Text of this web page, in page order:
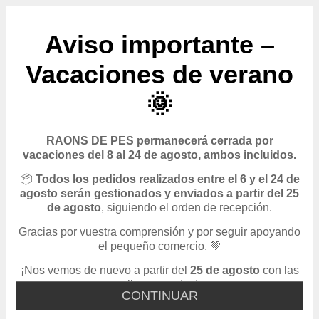
CONTINUAR
Aviso importante –
Vacaciones de verano
🌞
RAONS DE PES permanecerá cerrada por
vacaciones del 8 al 24 de agosto, ambos incluidos.
📦 Todos los pedidos realizados entre el 6 y el 24 de
agosto serán gestionados y enviados a partir del 25
de agosto, siguiendo el orden de recepción.
Gracias por vuestra comprensión y por seguir apoyando
el pequeño comercio. 💚
¡Nos vemos de nuevo a partir del 25 de agosto con las
pilas cargadas!